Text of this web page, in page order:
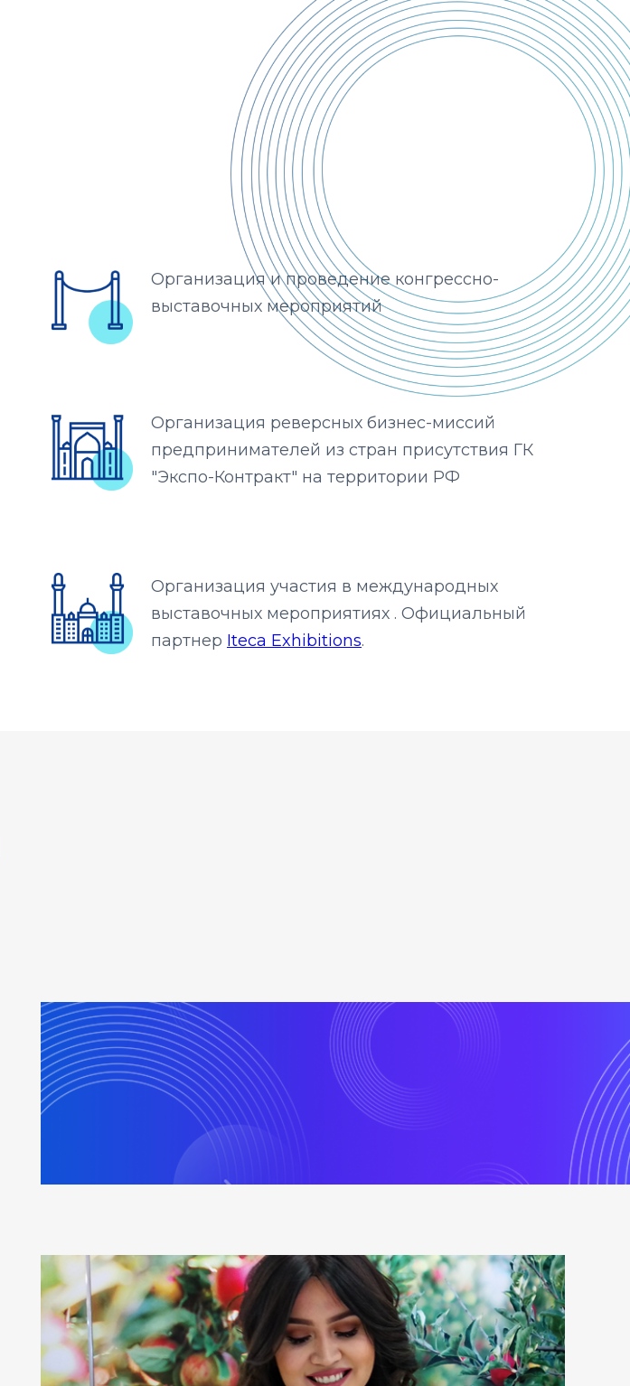
Организация реверсных бизнес-миссий
предпринимателей из стран присутствия ГК
"Экспо-Контракт" на территории РФ
Организация и проведение конгрессно-
выставочных мероприятий
Организация участия в международных
выставочных мероприятиях . Официальный
партнер Iteca Exhibitions.